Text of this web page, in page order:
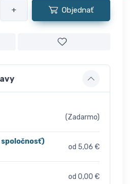
+ Objednať
(Zadarmo)
od 5,06 €
od 0,00 €